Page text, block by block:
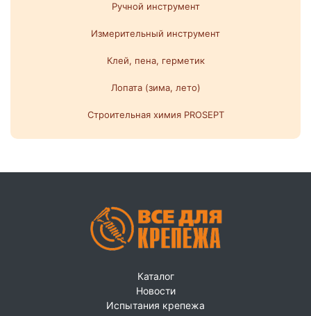
Ручной инструмент
Измерительный инструмент
Клей, пена, герметик
Лопата (зима, лето)
Строительная химия PROSEPT
Каталог
Новости
Испытания крепежа